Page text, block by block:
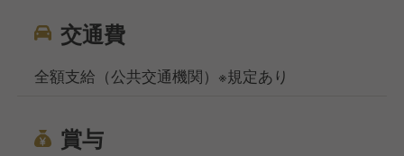
交通費
全額支給（公共交通機関）※規定あり
賞与